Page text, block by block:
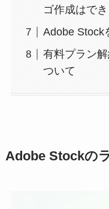
ゴ作成はでき
Adobe Stock
有料プラン
ついて
Adobe Stockの